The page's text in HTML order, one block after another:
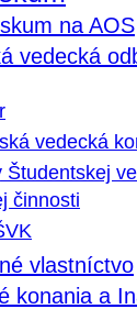
na AOS
vedecká
vedecká
Študentskej
činnosti
vlastníctvo
konania a